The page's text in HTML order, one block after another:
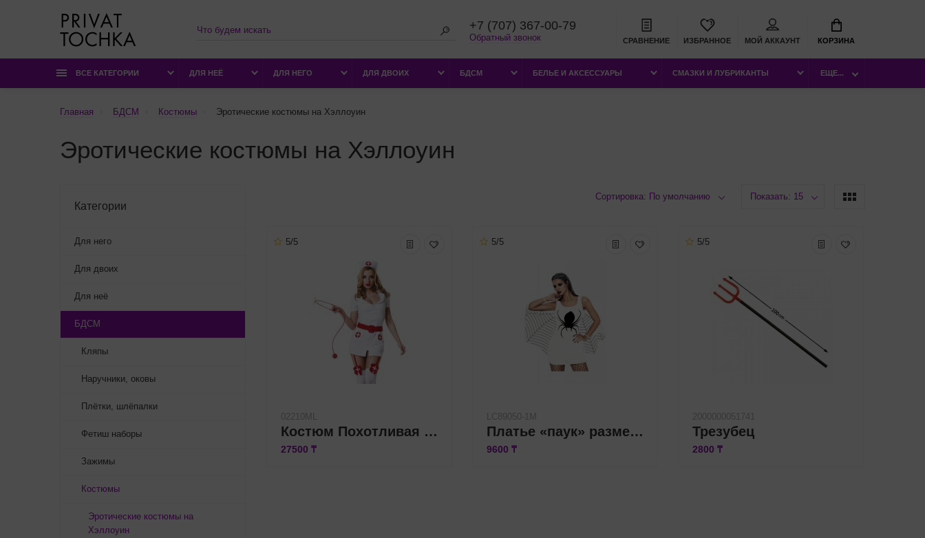
+7 (707) 367-00-79
Обратный звонок СРАВНЕНИЕ ИЗБРАННОЕ МОЙ АККАУНТ КОРЗИНА
ВСЕ КАТЕГОРИИ ДЛЯ НЕЁ ДЛЯ НЕГО ДЛЯ ДВОИХ БДСМ БЕЛЬЕ И АКСЕССУАРЫ СМАЗКИ И ЛУБРИКАНТЫ ЕЩЕ...
Главная БДСМ Костюмы Эротические костюмы на Хэллоуин
Эротические костюмы на Хэллоуин
Категории
Для него
Для двоих
Для неё
БДСМ
Кляпы
Наручники, оковы
Плётки, шлёпалки
Фетиш наборы
Зажимы
Костюмы
Эротические костюмы на
Хэллоуин
Сортировка: По умолчанию Показать: 15
5/5
02210ML
Костюм Похотливая медсестра (M/L)
27500 ₸
5/5
LC89050-1M
Платье «паук» размер M, белое
9600 ₸
5/5
2000000051741
Трезубец
2800 ₸